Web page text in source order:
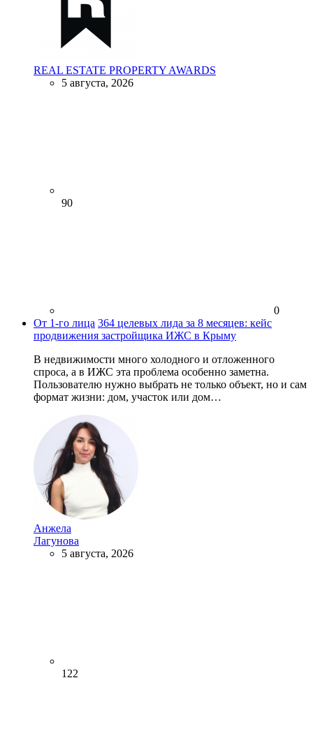
REAL ESTATE PROPERTY AWARDS
5 августа, 2026
90
0
От 1-го лица 364 целевых лида за 8 месяцев: кейс
продвижения застройщика ИЖС в Крыму
В недвижимости много холодного и отложенного
спроса, а в ИЖС эта проблема особенно заметна.
Пользователю нужно выбрать не только объект, но и сам
формат жизни: дом, участок или дом…
Анжела
Лагунова
5 августа, 2026
122